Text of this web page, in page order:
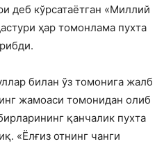
деб кўрсатаётган «Миллий
ҳар томонлама пухта
билан ўз томонига жалб
жамоаси томонидан олиб
қанчалик пухта
«Ёлғиз отнинг чанги